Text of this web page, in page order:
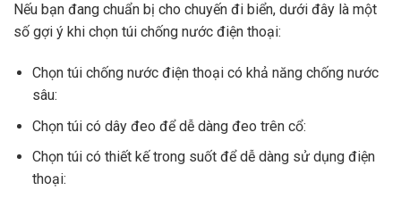
Nếu bạn đang chuẩn bị cho chuyến đi biển, dưới đây là một
số gợi ý khi chọn túi chống nước điện thoại:
Chọn túi chống nước điện thoại có khả năng chống nước
sâu:
Chọn túi có dây đeo để dễ dàng đeo trên cổ:
Chọn túi có thiết kế trong suốt để dễ dàng sử dụng điện
thoại: